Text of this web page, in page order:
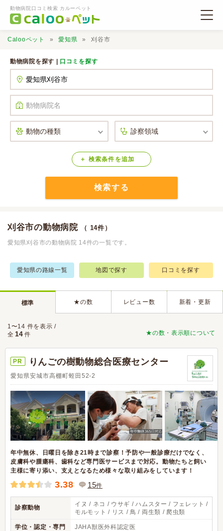
動物病院口コミ検索 カルーペット
口コミ検索
Calooペットとは？
Calooペット 愛知県 刈谷市
動物病院を探す | 口コミを探す
検索条件 を追加
検索する
刈谷市の動物病院 （ 14件）
愛知県刈谷市の動物病院 14件の一覧です。
愛知県の路線一覧 地図で探す 口コミを探す
標準 ★の数 レビュー数 新着・更新
★の数・表示順について
1〜14 件を表示 /
全 14 件
PR りんごの樹動物総合医療センター
愛知県安城市高棚町蛭田52-2
年中無休、日曜日を除き21時まで診察！予防や一般診療だけでなく、
皮膚科や腫瘍科、歯科など専門医サービスまで対応。動物たちと飼い
主様に寄り添い、支えとなるため様々な取り組みをしています！
3.38 15件
診察動物
イヌ / ネコ / ウサギ / ハムスター / フェレット /
モルモット / リス / 鳥 / 両生類 / 爬虫類
学位・認定・専門 JAHA獣医外科認定医